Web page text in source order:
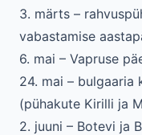
3. märts –
vabastamise
6. mai – Vapruse
24. mai – bulgaaria
(pühakute Kirilli ja
2. juuni – Botevi ja